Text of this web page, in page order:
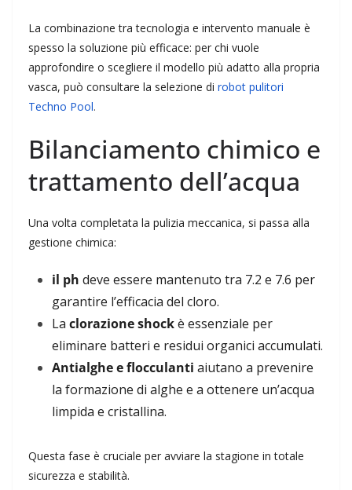
La combinazione tra tecnologia e intervento manuale è
spesso la soluzione più efficace: per chi vuole
approfondire o scegliere il modello più adatto alla propria
vasca, può consultare la selezione di robot pulitori
Techno Pool.
Bilanciamento chimico e
trattamento dell’acqua
Una volta completata la pulizia meccanica, si passa alla
gestione chimica:
il ph deve essere mantenuto tra 7.2 e 7.6 per
garantire l’efficacia del cloro.
La clorazione shockè essenziale per
eliminare batteri e residui organici accumulati.
Antialghe e flocculanti aiutano a prevenire
la formazione di alghe e a ottenere un’acqua
limpida e cristallina.
Questa fase è cruciale per avviare la stagione in totale
sicurezza e stabilità.